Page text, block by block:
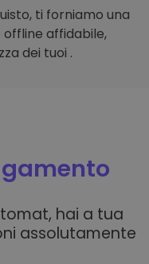
ti forniamo una
offline affidabile,
dei tuoi .
hai a tua
assolutamente